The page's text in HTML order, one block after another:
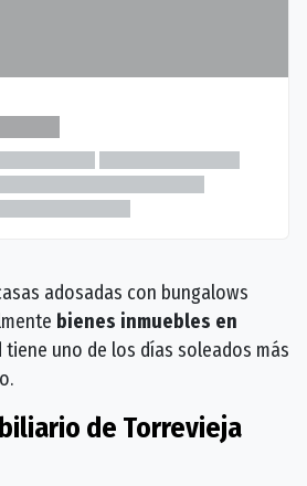
adosadas con bungalows
bienes inmuebles en
tiene uno de los días soleados más
de Torrevieja